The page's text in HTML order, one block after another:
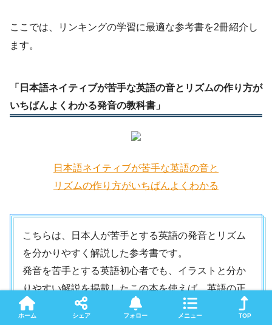
ここでは、リンキングの学習に最適な参考書を2冊紹介し
ます。
「日本語ネイティブが苦手な英語の音とリズムの作り方が
いちばんよくわかる発音の教科書」
日本語ネイティブが苦手な英語の音と
リズムの作り方がいちばんよくわかる
こちらは、日本人が苦手とする英語の発音とリズム
を分かりやすく解説した参考書です。
発音を苦手とする英語初心者でも、イラストと分か
りやすい解説を掲載したこの本を使えば、英語の正
しい発音やリンキングを理解することができます。
ホーム シェア フォロー メニュー TOP